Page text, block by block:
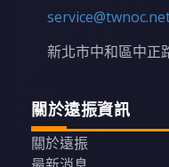
新北市中和區中正
關於遠振資訊
關於遠振